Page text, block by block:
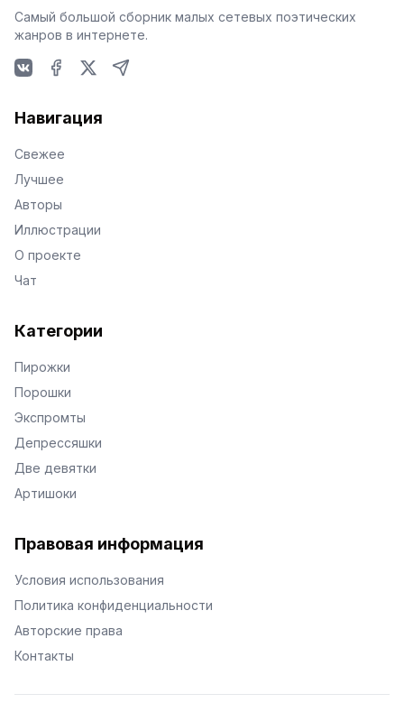
Самый большой сборник малых сетевых поэтических
жанров в интернете.
Навигация
Свежее
Лучшее
Авторы
Иллюстрации
О проекте
Чат
Категории
Пирожки
Порошки
Экспромты
Депрессяшки
Две девятки
Артишоки
Правовая информация
Условия использования
Политика конфиденциальности
Авторские права
Контакты